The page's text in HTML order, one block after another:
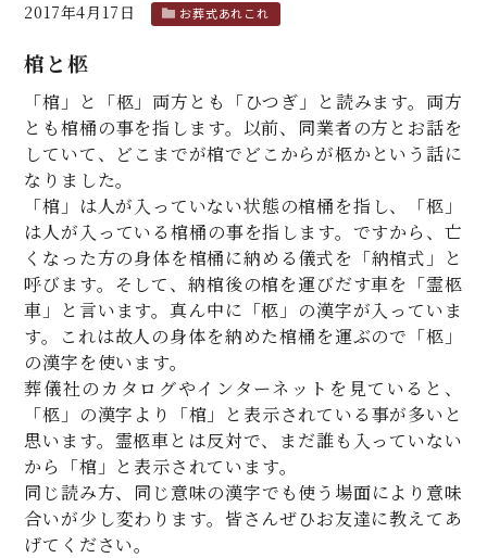
2017年4月17日 お葬式あれこれ
棺と柩
「棺」と「柩」両方とも「ひつぎ」と読みます。両方
とも棺桶の事を指します。以前、同業者の方とお話を
していて、どこまでが棺でどこからが柩かという話に
なりました。
「棺」は人が入っていない状態の棺桶を指し、「柩」
は人が入っている棺桶の事を指します。ですから、亡
くなった方の身体を棺桶に納める儀式を「納棺式」と
呼びます。そして、納棺後の棺を運びだす車を「霊柩
車」と言います。真ん中に「柩」の漢字が入っていま
す。これは故人の身体を納めた棺桶を運ぶので「柩」
の漢字を使います。
葬儀社のカタログやインターネットを見ていると、
「柩」の漢字より「棺」と表示されている事が多いと
思います。霊柩車とは反対で、まだ誰も入っていない
から「棺」と表示されています。
同じ読み方、同じ意味の漢字でも使う場面により意味
合いが少し変わります。皆さんぜひお友達に教えてあ
げてください。